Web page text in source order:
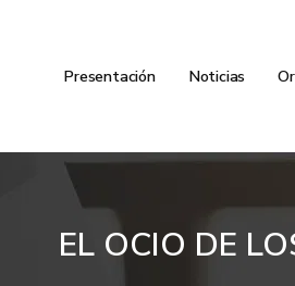
Presentación Noticias
EL OCIO DE